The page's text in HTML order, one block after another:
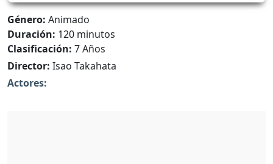
Género: Animado
Duración: 120 minutos
Clasificación: 7 Años
Director: Isao Takahata
Actores: